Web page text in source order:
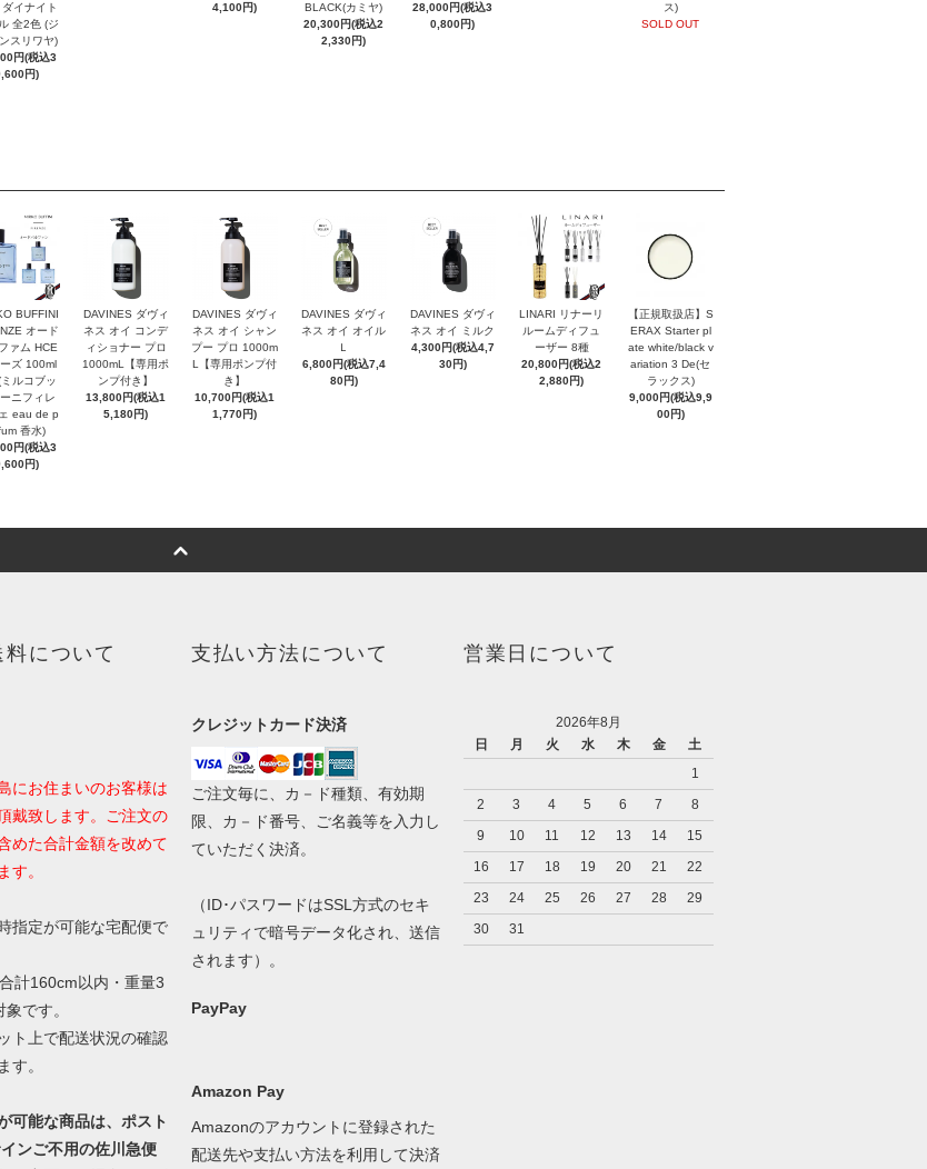
ダイナイト
全2色 (ジ
スリワヤ)
円(税込3
円)
4,100円)
BLACK(カミヤ)
20,300円(税込2
2,330円)
28,000円(税込3
0,800円)
ス)
SOLD OUT
BUFFINI
オード
ァム HCE
ズ 100ml
ルコブッ
ニフィレ
eau de p
香水)
円(税込3
円)
DAVINES ダヴィ
ネス オイ コンデ
ィショナー プロ
1000mL【専用ポ
ンプ付き】
13,800円(税込1
5,180円)
DAVINES ダヴィ
ネス オイ シャン
プー プロ 1000m
L【専用ポンプ付
き】
10,700円(税込1
1,770円)
DAVINES ダヴィ
ネス オイ オイル
Ｌ
6,800円(税込7,4
80円)
DAVINES ダヴィ
ネス オイ ミルク
4,300円(税込4,7
30円)
LINARI リナーリ
ルームディフュ
ーザー 8種
20,800円(税込2
2,880円)
【正規取扱店】S
ERAX Starter pl
ate white/black v
ariation 3 De(セ
ラックス)
9,000円(税込9,9
00円)
について
にお住まいのお客様は
戴致します。ご注文の
めた合計金額を改めて
す。
指定が可能な宅配便で
計160cm以内・重量3
です。
ト上で配送状況の確認
す。
可能な商品は、ポスト
ンご不用の佐川急便
支払い方法について
クレジットカード決済
ご注文毎に、カ－ド種類、有効期
限、カ－ド番号、ご名義等を入力し
ていただく決済。
（ID･パスワードはSSL方式のセキ
ュリティで暗号データ化され、送信
されます）。
PayPay
Amazon Pay
Amazonのアカウントに登録された
配送先や支払い方法を利用して決済
営業日について
2026年8月
日
月 火 水 木 金
土
1
2
3 4 5 6 7
8
9
10 11 12 13 14
15
16
17 18 19 20 21
22
23
24 25 26 27 28
29
30
31